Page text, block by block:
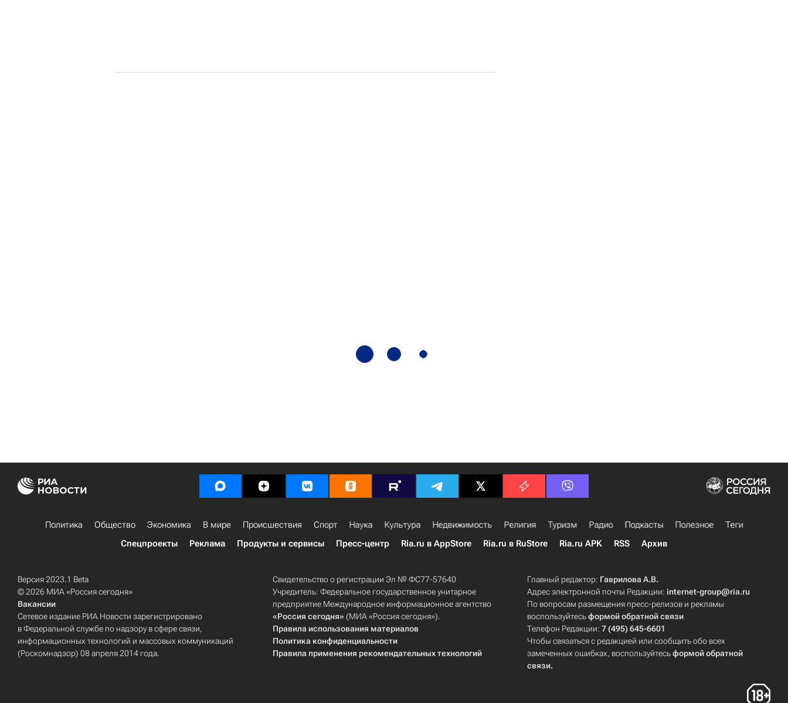
Политика Общество Экономика В мире Происшествия Спорт Наука Культура Недвижимость Религия Туризм Радио Подкасты Полезное
Теги
Спецпроекты
Реклама Продукты и сервисы Пресс-центр Ria.ru в AppStore Ria.ru в RuStore Ria.ru APK RSS Архив
Версия 2023.1 Beta
© 2026 МИА «Россия сегодня»
Вакансии
Сетевое издание РИА Новости зарегистрировано
в Федеральной службе по надзору в сфере связи,
информационных технологий и массовых коммуникаций
(Роскомнадзор) 08 апреля 2014 года.
Свидетельство о регистрации Эл № ФС77-57640
Учредитель: Федеральное государственное унитарное
предприятие Международное информационное агентство
«Россия сегодня» (МИА «Россия сегодня»).
Правила использования материалов
Политика конфиденциальности
Правила применения рекомендательных технологий
Главный редактор: Гаврилова А.В.
Адрес электронной почты Редакции:internet-group@ria.ru
По вопросам размещения пресс-релизов и рекламы
воспользуйтесьформой обратной связи
Телефон Редакции:7 (495) 645-6601
Чтобы связаться с редакцией или сообщить обо всех
замеченных ошибках, воспользуйтесьформой обратной
связи.